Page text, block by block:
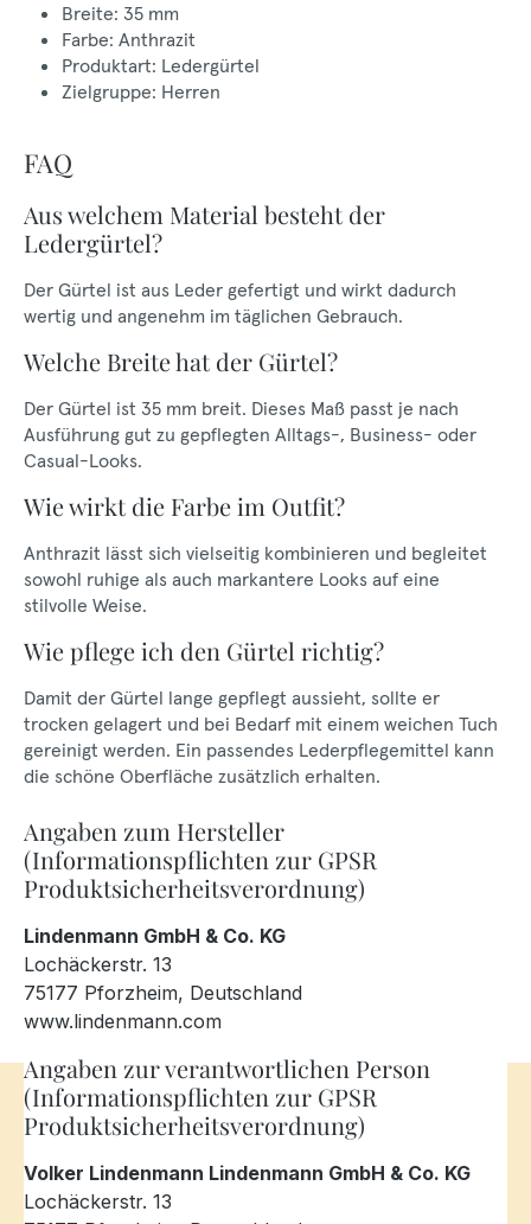
Breite: 35 mm
Farbe: Anthrazit
Produktart: Ledergürtel
Zielgruppe: Herren
FAQ
Aus welchem Material besteht der
Ledergürtel?
Der Gürtel ist aus Leder gefertigt und wirkt dadurch
wertig und angenehm im täglichen Gebrauch.
Welche Breite hat der Gürtel?
Der Gürtel ist 35 mm breit. Dieses Maß passt je nach
Ausführung gut zu gepflegten Alltags-, Business- oder
Casual-Looks.
Wie wirkt die Farbe im Outfit?
Anthrazit lässt sich vielseitig kombinieren und begleitet
sowohl ruhige als auch markantere Looks auf eine
stilvolle Weise.
Wie pflege ich den Gürtel richtig?
Damit der Gürtel lange gepflegt aussieht, sollte er
trocken gelagert und bei Bedarf mit einem weichen Tuch
gereinigt werden. Ein passendes Lederpflegemittel kann
die schöne Oberfläche zusätzlich erhalten.
Angaben zum Hersteller
(Informationspflichten zur GPSR
Produktsicherheitsverordnung)
Lindenmann GmbH & Co. KG
Lochäckerstr. 13
75177 Pforzheim, Deutschland
www.lindenmann.com
Angaben zur verantwortlichen Person
(Informationspflichten zur GPSR
Produktsicherheitsverordnung)
Volker Lindenmann Lindenmann GmbH & Co. KG
Lochäckerstr. 13